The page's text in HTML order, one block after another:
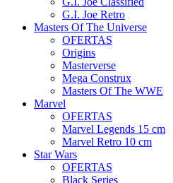
G.I. Joe Retro
Masters Of The Universe
OFERTAS
Origins
Masterverse
Mega Construx
Masters Of The WWE
Marvel
OFERTAS
Marvel Legends 15 cm
Marvel Retro 10 cm
Star Wars
OFERTAS
Black Series